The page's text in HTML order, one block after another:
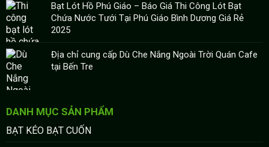
Bạt Lót Hồ Phú Giáo – Báo Giá Thi Công Lót Bạt
Chứa Nước Tưới Tại Phú Giáo Bình Dương Giá Rẻ
2025
Địa chỉ cung cấp Dù Che Nắng Ngoài Trời Quán Cafe
tại Bến Tre
DANH MỤC SẢN PHẨM
BẠT KÉO BẠT CUỐN